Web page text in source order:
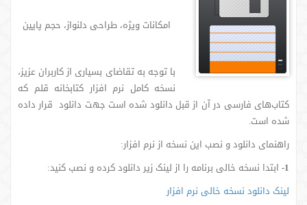
امکانات ویژه، طراحی دلنواز، حجم پایین
با توجه به تقاضای بسیاری از کاربران عزیز،
نسخه کامل نرم افزار کتابخانه قلم که
کتاب‌های فارسی در آن از قبل دانلود شده است جهت دانلود قرار داده
شده است.
راهنمای دانلود و نصب این نسخه از نرم افزار:
1- ابتدا نسخه خالی برنامه را از لینک زیر دانلود کرده و نصب کنید:
لینک دانلود نسخه خالی نرم افزار